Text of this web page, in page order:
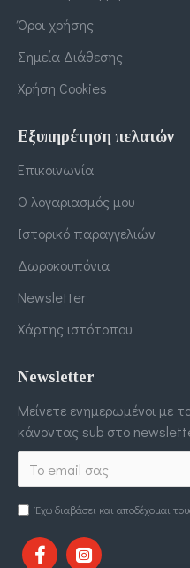
Όροι χρήσης
Σημεία Διάθεσης
Χρήση Cookies
Εξυπηρέτηση πελατών
Επικοινωνία
Ο λογαριασμός μου
Ιστορικό παραγγελιών
Δωροκουπόνια
Newsletter
Χάρτης ιστότοπου
Newsletter
Μείνετε ενημερωμένοι με
κάνοντας sub στο
Έχω διαβάσει και αποδέχομαι